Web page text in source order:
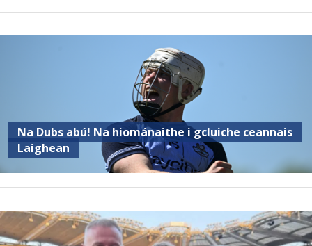
Na Dubs abú! Na hiománaithe i gcluiche ceannais
Laighean